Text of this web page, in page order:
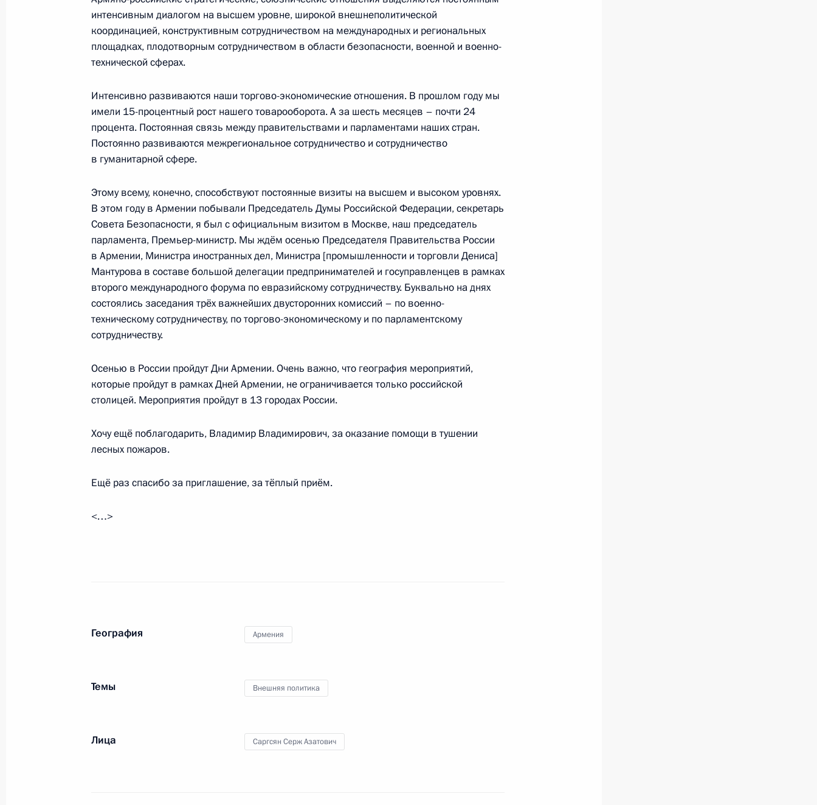
Встреча с Президентом Армении Сержем Саргсяном
15 марта 2017 года, 16:00
Заявления для прессы по окончании российско-армянских
переговоров
15 марта 2017 года, 16:00
Сессия Совета коллективной безопасности ОДКБ
26 декабря 2016 года, 17:10
Заседание Высшего Евразийского экономического совета
26 декабря 2016 года, 16:40
Армении Сержем Саргсяном
10 августа 2016 года, 18:30
Встреча с Президентом Армении Сержем Саргсяном
Встреча с Сержем Саргсяном и Ильхамом Алиевым
Начало заседания Высшего Евразийского экономического
интенсивным диалогом на высшем уровне, широкой внешнеполитической
координацией, конструктивным сотрудничеством на международных и региональных
площадках, плодотворным сотрудничеством в области безопасности, военной и военно-
технической сферах.
Интенсивно развиваются наши торгово-экономические отношения. В прошлом году мы
имели 15-процентный рост нашего товарооборота. А за шесть месяцев – почти 24
процента. Постоянная связь между правительствами и парламентами наших стран.
Постоянно развиваются межрегиональное сотрудничество и сотрудничество
в гуманитарной сфере.
Этому всему, конечно, способствуют постоянные визиты на высшем и высоком уровнях.
В этом году в Армении побывали Председатель Думы Российской Федерации, секретарь
Совета Безопасности, я был с официальным визитом в Москве, наш председатель
парламента, Премьер-министр. Мы ждём осенью Председателя Правительства России
в Армении, Министра иностранных дел, Министра [промышленности и торговли Дениса]
Мантурова в составе большой делегации предпринимателей и госуправленцев в рамках
второго международного форума по евразийскому сотрудничеству. Буквально на днях
состоялись заседания трёх важнейших двусторонних комиссий – по военно-
техническому сотрудничеству, по торгово-экономическому и по парламентскому
сотрудничеству.
Осенью в России пройдут Дни Армении. Очень важно, что география мероприятий,
которые пройдут в рамках Дней Армении, не ограничивается только российской
столицей. Мероприятия пройдут в 13 городах России.
Хочу ещё поблагодарить, Владимир Владимирович, за оказание помощи в тушении
лесных пожаров.
Ещё раз спасибо за приглашение, за тёплый приём.
<…>
География Армения
Темы Внешняя политика
Лица Саргсян Серж Азатович